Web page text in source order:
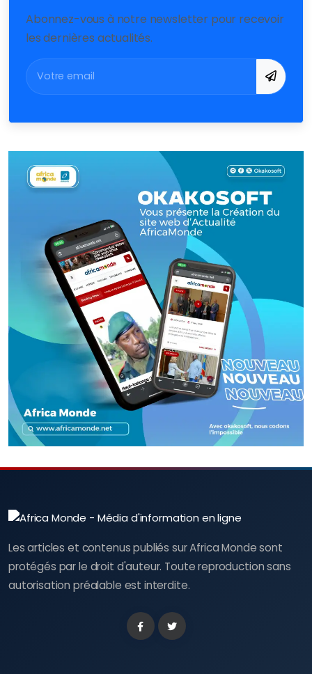
Abonnez-vous à notre newsletter pour recevoir
les dernières actualités.
Les articles et contenus publiés sur Africa Monde sont
protégés par le droit d'auteur. Toute reproduction sans
autorisation préalable est interdite.
FacebookTwitter